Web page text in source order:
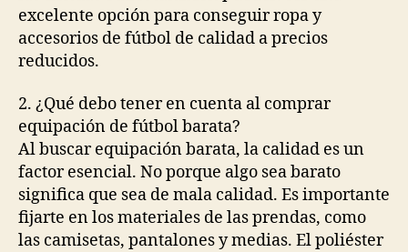
excelente opción para conseguir ropa y
accesorios de fútbol de calidad a precios
reducidos.
2. ¿Qué debo tener en cuenta al comprar
equipación de fútbol barata?
Al buscar equipación barata, la calidad es un
factor esencial. No porque algo sea barato
significa que sea de mala calidad. Es importante
fijarte en los materiales de las prendas, como
las camisetas, pantalones y medias. El poliéster